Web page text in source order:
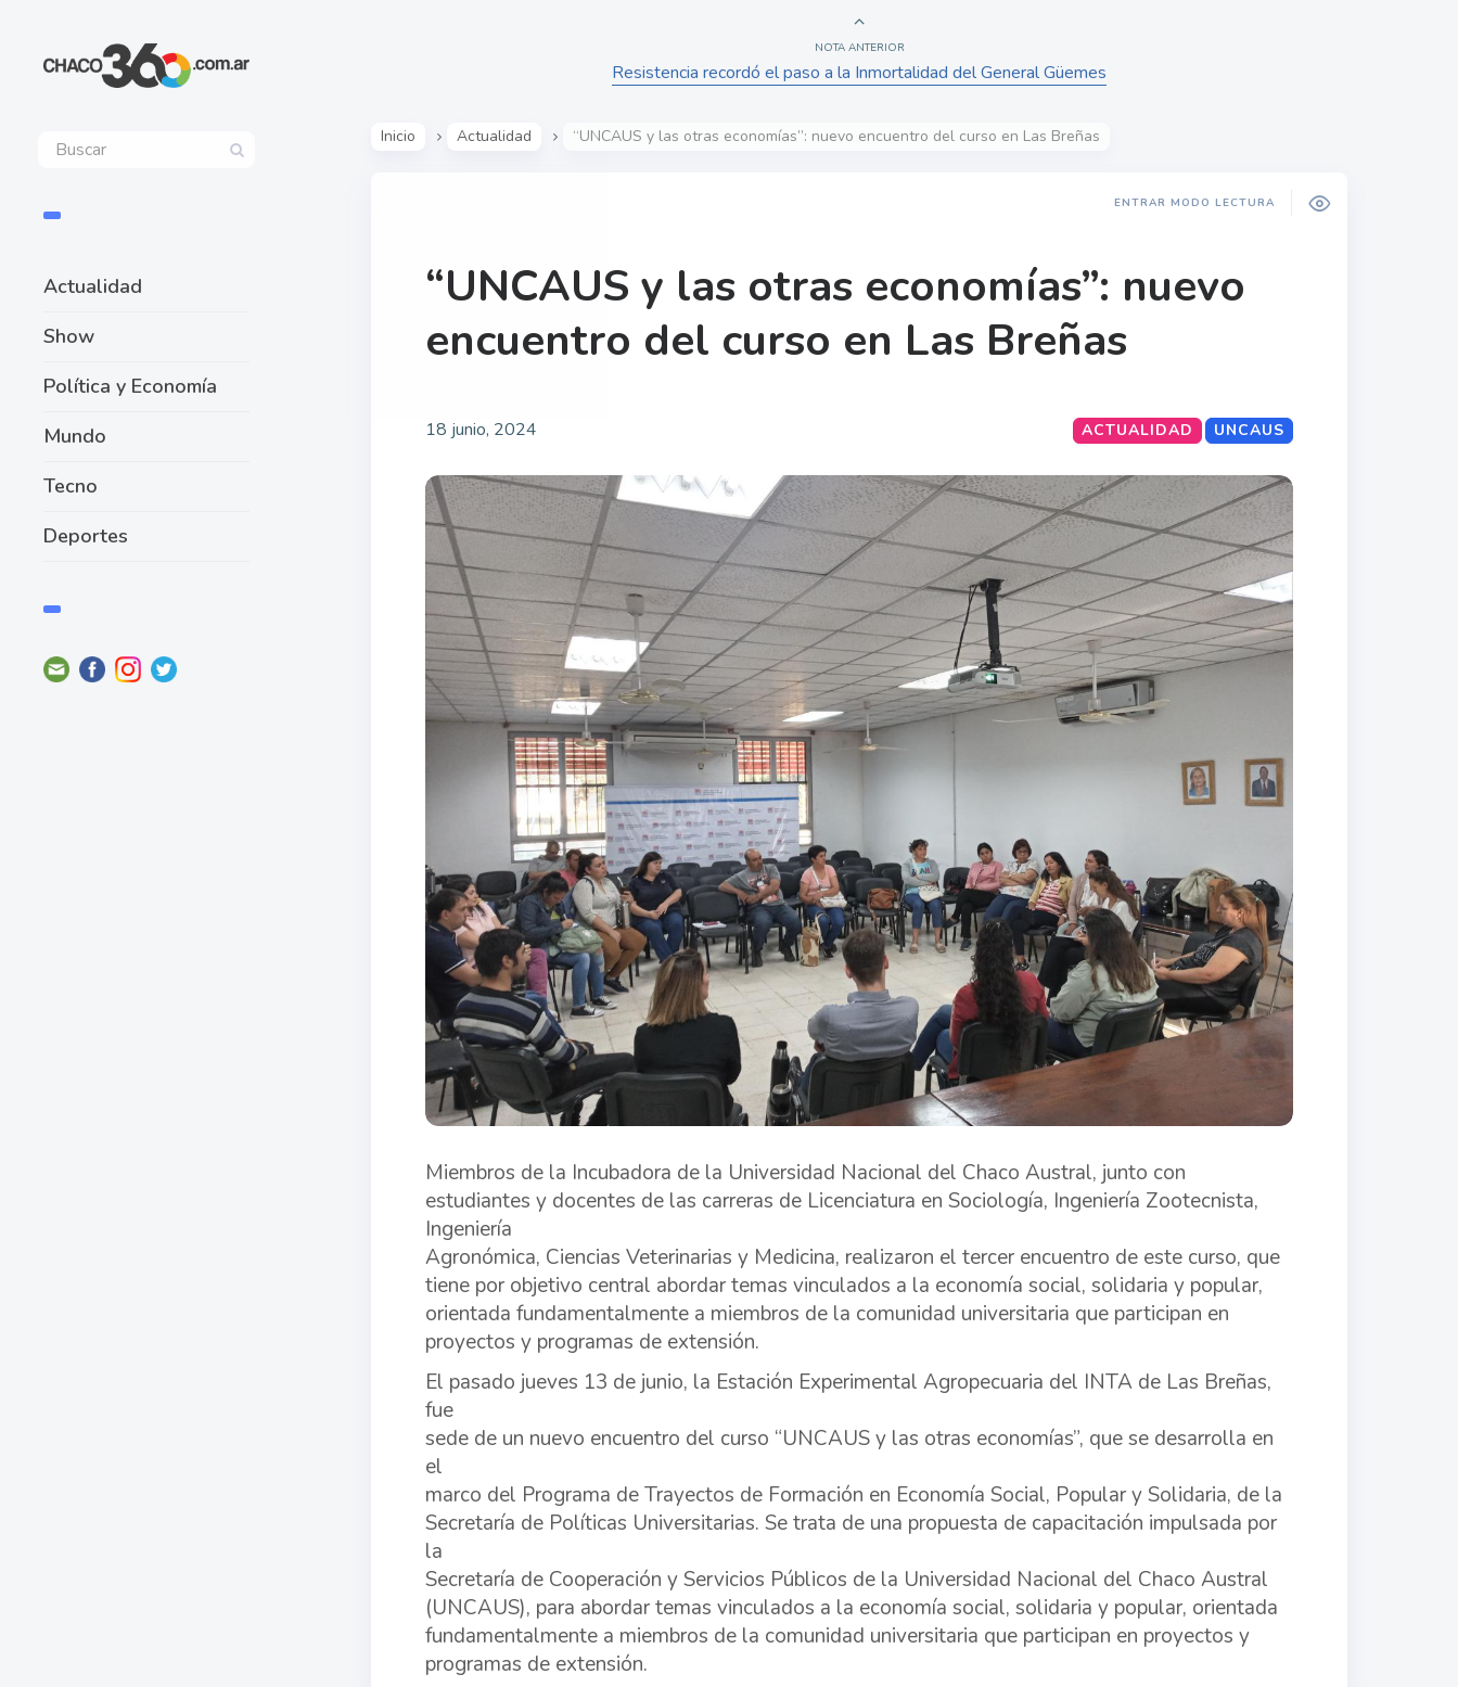
Actualidad
Show
Política y Economía
Mundo
Tecno
Deportes
NOTA ANTERIOR
Resistencia recordó el paso a la Inmortalidad del General Güemes
Inicio Actualidad “UNCAUS y las otras economías”: nuevo encuentro del curso en Las Breñas
ENTRAR MODO LECTURA
“UNCAUS y las otras economías”: nuevo
encuentro del curso en Las Breñas
18 junio, 2024 UNCAUS
ACTUALIDAD
Miembros de la Incubadora de la Universidad Nacional del Chaco Austral, junto con
estudiantes y docentes de las carreras de Licenciatura en Sociología, Ingeniería Zootecnista,
Ingeniería
Agronómica, Ciencias Veterinarias y Medicina, realizaron el tercer encuentro de este curso, que
tiene por objetivo central abordar temas vinculados a la economía social, solidaria y popular,
orientada fundamentalmente a miembros de la comunidad universitaria que participan en
proyectos y programas de extensión.
El pasado jueves 13 de junio, la Estación Experimental Agropecuaria del INTA de Las Breñas,
fue
sede de un nuevo encuentro del curso “UNCAUS y las otras economías”, que se desarrolla en
el
marco del Programa de Trayectos de Formación en Economía Social, Popular y Solidaria, de la
Secretaría de Políticas Universitarias. Se trata de una propuesta de capacitación impulsada por
la
Secretaría de Cooperación y Servicios Públicos de la Universidad Nacional del Chaco Austral
(UNCAUS), para abordar temas vinculados a la economía social, solidaria y popular, orientada
fundamentalmente a miembros de la comunidad universitaria que participan en proyectos y
programas de extensión.